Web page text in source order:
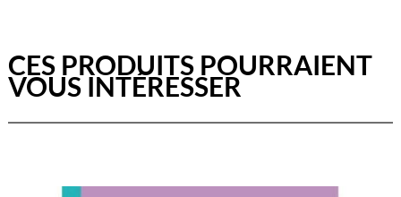
CES PRODUITS POURRAIENT
VOUS INTÉRESSER